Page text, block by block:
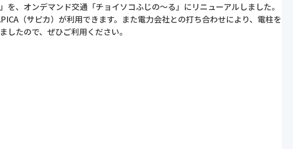
、オンデマンド交通「チョイソコふじの～る」にリニューアルしました。
（サピカ）が利用できます。また電力会社との打ち合わせにより、電柱を
たので、ぜひご利用ください。